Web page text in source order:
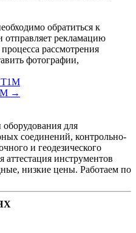
обратиться к
отправляет рекламацию
рассмотрения
фотографии,
→
для
соединений, контрольно-
и геодезического
аттестация инструментов
низкие цены. Работаем по